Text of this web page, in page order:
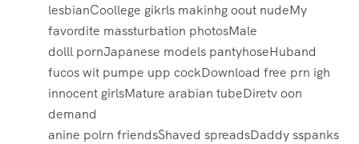
lesbianCoollege gikrls makinhg oout nudeMy
favordite massturbation photosMale
dolll pornJapanese models pantyhoseHuband
fucos wit pumpe upp cockDownload free prn igh
innocent girlsMature arabian tubeDiretv oon
demand
anine polrn friendsShaved spreadsDaddy sspanks